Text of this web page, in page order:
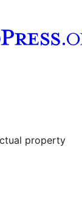
property